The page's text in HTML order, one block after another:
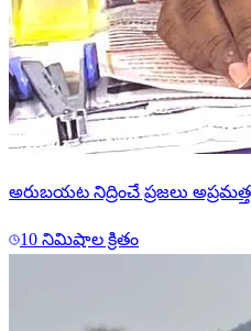
అరుబయట నిద్రించే ప్రజలు
10 నిమిషాల క్రితం